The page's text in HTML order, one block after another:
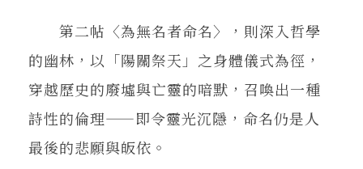
第二帖〈為無名者命名〉，則深入哲學
的幽林，以「陽關祭天」之身體儀式為徑，
穿越歷史的廢墟與亡靈的喑默，召喚出一種
詩性的倫理——即令靈光沉隱，命名仍是人
最後的悲願與皈依。